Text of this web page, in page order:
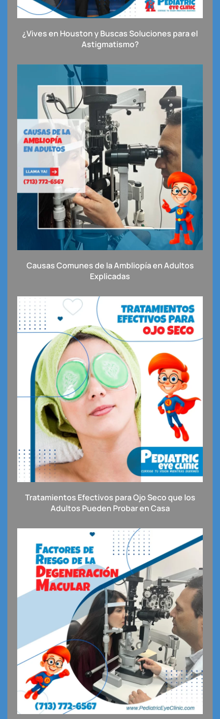
¿Vives en Houston y Buscas Soluciones para el
Astigmatismo?
Causas Comunes de la Ambliopía en Adultos
Explicadas
Tratamientos Efectivos para Ojo Seco que los
Adultos Pueden Probar en Casa